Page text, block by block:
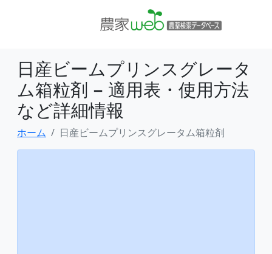
日産ビームプリンスグレータ
ム箱粒剤 − 適用表・使用方法
など詳細情報
ホーム 日産ビームプリンスグレータム箱粒剤